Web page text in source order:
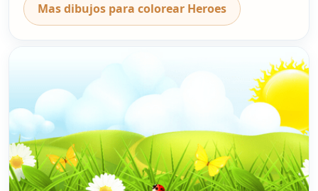
Mas dibujos para colorear Heroes